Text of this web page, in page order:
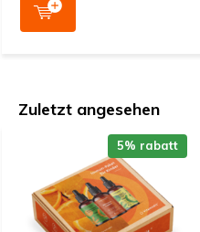
Zuletzt angesehen
5% rabatt